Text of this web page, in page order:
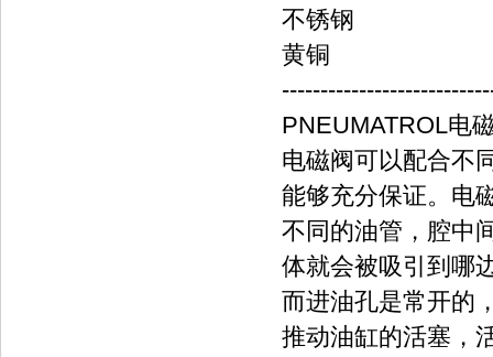
不锈钢
黄铜
PNEUMATROL电
电磁阀可以配合不
能够充分保证。电
不同的油管，腔中
体就会被吸引到哪
而进油孔是常开的
推动油缸的活塞，